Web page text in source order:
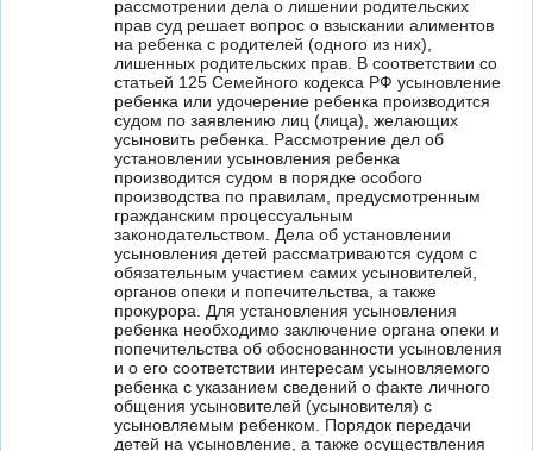
рассмотрении дела о лишении родительских
прав суд решает вопрос о взыскании алиментов
на ребенка с родителей (одного из них),
лишенных родительских прав. В соответствии со
статьей 125 Семейного кодекса РФ усыновление
ребенка или удочерение ребенка производится
судом по заявлению лиц (лица), желающих
усыновить ребенка. Рассмотрение дел об
установлении усыновления ребенка
производится судом в порядке особого
производства по правилам, предусмотренным
гражданским процессуальным
законодательством. Дела об установлении
усыновления детей рассматриваются судом с
обязательным участием самих усыновителей,
органов опеки и попечительства, а также
прокурора. Для установления усыновления
ребенка необходимо заключение органа опеки и
попечительства об обоснованности усыновления
и о его соответствии интересам усыновляемого
ребенка с указанием сведений о факте личного
общения усыновителей (усыновителя) с
усыновляемым ребенком. Порядок передачи
детей на усыновление, а также осуществления